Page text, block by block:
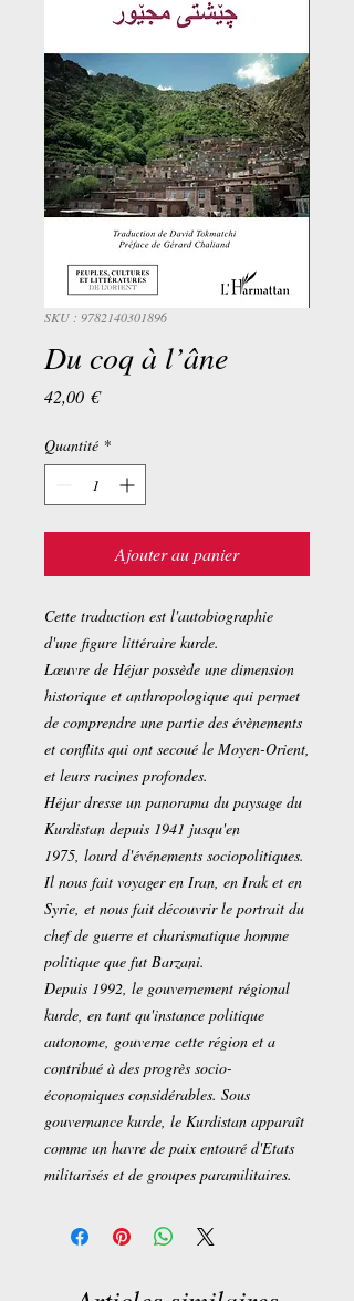
SKU : 9782140301896
Du coq à l’âne
42,00 €Prix
Quantité *
Ajouter au panier
Cette traduction est l'autobiographie
d'une figure littéraire kurde.
Lœuvre de Héjar possède une dimension
historique et anthropologique qui permet
de comprendre une partie des évènements
et conflits qui ont secoué le Moyen-Orient,
et leurs racines profondes.
Héjar dresse un panorama du paysage du
Kurdistan depuis 1941 jusqu'en
1975, lourd d'événements sociopolitiques.
Il nous fait voyager en Iran, en Irak et en
Syrie, et nous fait découvrir le portrait du
chef de guerre et charismatique homme
politique que fut Barzani.
Depuis 1992, le gouvernement régional
kurde, en tant qu'instance politique
autonome, gouverne cette région et a
contribué à des progrès socio-
économiques considérables. Sous
gouvernance kurde, le Kurdistan apparaît
comme un havre de paix entouré d'Etats
militarisés et de groupes paramilitaires.